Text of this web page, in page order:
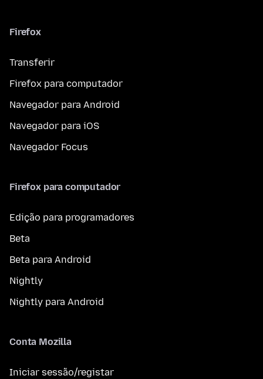
Firefox
Transferir
Firefox para computador
Navegador para Android
Navegador para iOS
Navegador Focus
Firefox para computador
Edição para programadores
Beta
Beta para Android
Nightly
Nightly para Android
Conta Mozilla
Iniciar sessão/registar